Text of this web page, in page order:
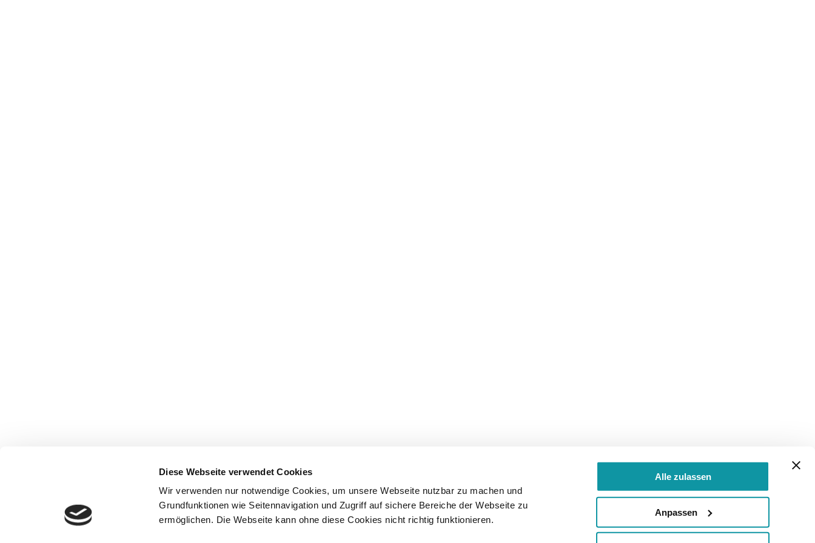
Diese Webseite verwendet Cookies
Wir verwenden nur notwendige Cookies, um unsere Webseite nutzbar zu machen und
Grundfunktionen wie Seitennavigation und Zugriff auf sichere Bereiche der Webseite zu
ermöglichen. Die Webseite kann ohne diese Cookies nicht richtig funktionieren.
Alle zulassen
Anpassen